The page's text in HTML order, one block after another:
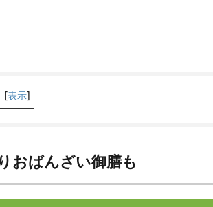
[表示]
おばんざい御膳も